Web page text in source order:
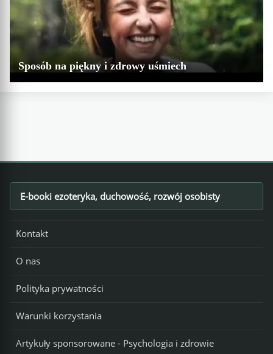
Sposób na piękny i zdrowy uśmiech
Footer
E-booki ezoteryka, duchowość, rozwój osobisty
Kontakt
O nas
Polityka prywatności
Warunki korzystania
Artykuły sponsorowane - Psychologia i zdrowie